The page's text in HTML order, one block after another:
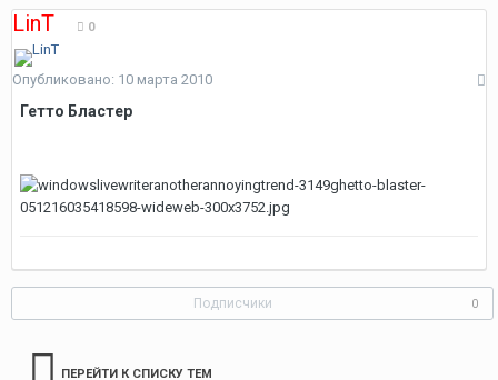
LinT 0
Опубликовано: 10 марта 2010
Гетто Бластер
Подписчики 0
ПЕРЕЙТИ К СПИСКУ ТЕМ